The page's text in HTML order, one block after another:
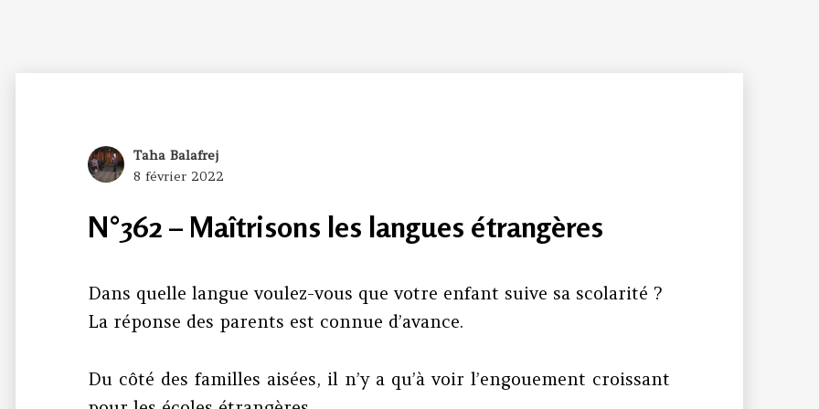
Author
Taha Balafrej
Posted
8 février 2022
N°362 – Maîtrisons les langues étrangères
Dans quelle langue voulez-vous que votre enfant suive sa scolarité ?
La réponse des parents est connue d’avance.
Du côté des familles aisées, il n’y a qu’à voir l’engouement croissant